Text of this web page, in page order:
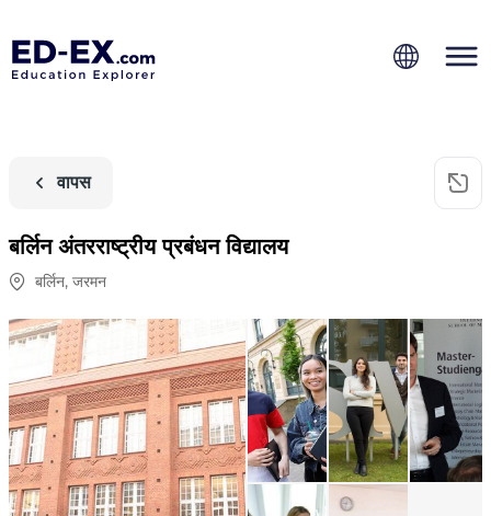
वापस
बर्लिन अंतरराष्ट्रीय प्रबंधन विद्यालय
बर्लिन, जरमन